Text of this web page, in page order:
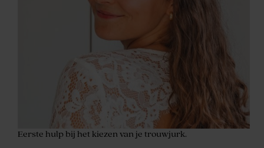
Eerste hulp bij het kiezen van je trouwjurk.